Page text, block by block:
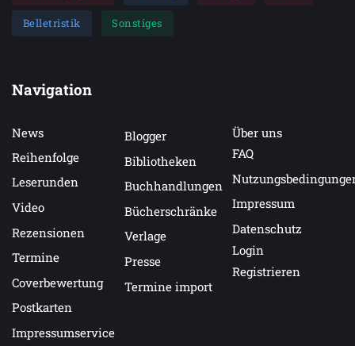
Belletristik Sonstiges
Navigation
News
Reihenfolge
Leserunden
Video
Rezensionen
Termine
Coverbewertung
Postkarten
Impressumservice
Blogger
Bibliotheken
Buchhandlungen
Bücherschränke
Verlage
Presse
Termine import
Über uns
FAQ
Impressum
Datenschutz
Login
Registrieren